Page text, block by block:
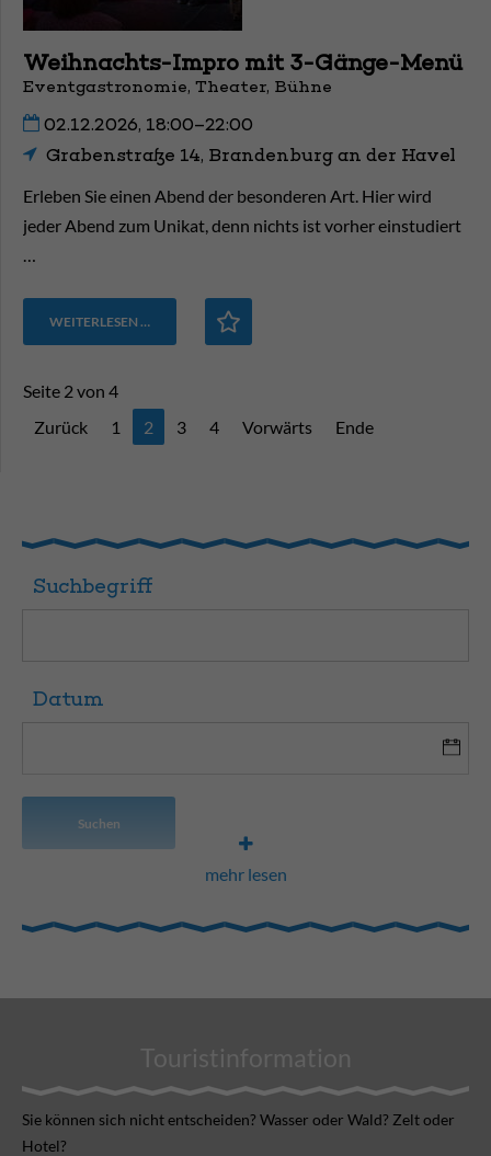
Weihnachts-Impro mit 3-Gänge-Menü
Eventgastronomie, Theater, Bühne
02.12.2026, 18:00–22:00
Grabenstraße 14, Brandenburg an der Havel
Erleben Sie einen Abend der besonderen Art. Hier wird
jeder Abend zum Unikat, denn nichts ist vorher einstudiert
…
WEITERLESEN …
Seite 2 von 4
Zurück
1 2 3 4 Vorwärts Ende
Suchbegriff
Datum
Suchen
mehr lesen
Touristinformation
Sie können sich nicht ent­scheiden? Wasser oder Wald? Zelt oder
Hotel?